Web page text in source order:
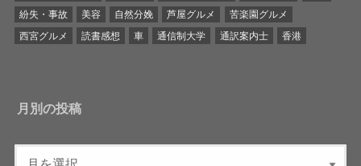
紛失・事故
美容 自然分娩 芦屋グルメ
苦楽園グルメ
西宮グルメ
読書感想 車 通信制大学 通訳案内士 香港
月別の投稿